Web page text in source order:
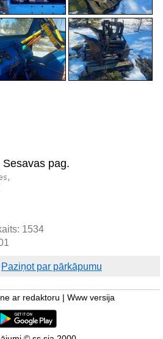
pag.
1534
Paziņot par pārkāpumu
ar redaktoru Www versija